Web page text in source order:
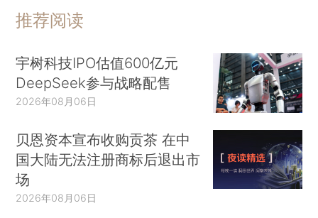
推荐阅读
宇树科技IPO估值600亿元
DeepSeek参与战略配售
2026年08月06日
贝恩资本宣布收购贡茶 在中
国大陆无法注册商标后退出市
场
2026年08月06日